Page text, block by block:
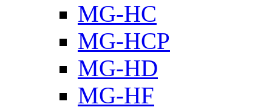
MG-HC
MG-HCP
MG-HD
MG-HF